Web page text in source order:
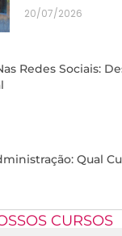
20/07/2026
Redes Sociais:
Qual
CURSOS